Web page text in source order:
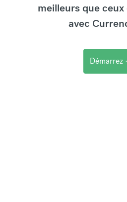
meilleurs que
avec
Démarrez